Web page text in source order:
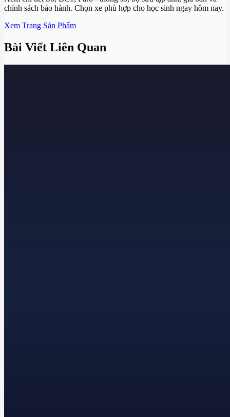
chính sách bảo hành. Chọn xe phù hợp cho học sinh ngay hôm nay.
Xem Trang Sản Phẩm
Bài Viết Liên Quan